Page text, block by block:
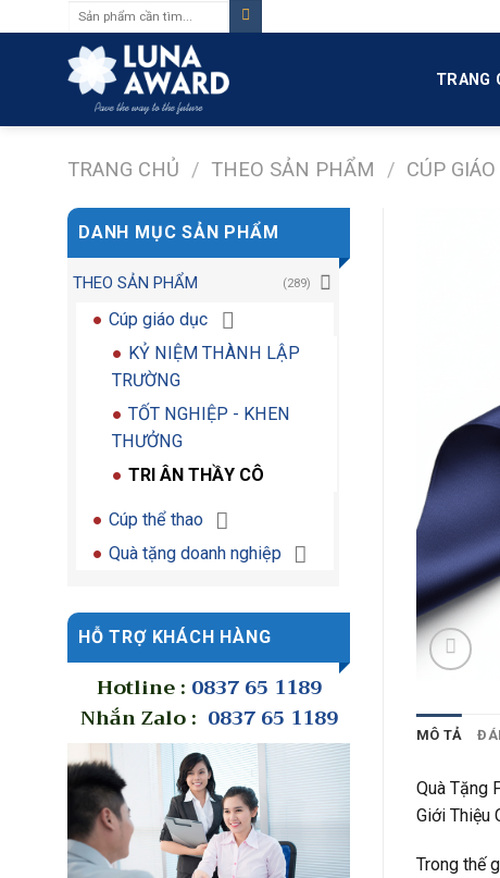
to
TRANG
TRANG CHỦ / THEO SẢN PHẨM / CÚP
DANH MỤC SẢN PHẨM
THEO SẢN PHẨM (289)
Cúp giáo dục
KỶ NIỆM THÀNH LẬP
TRƯỜNG
TỐT NGHIỆP - KHEN
THƯỞNG
TRI ÂN THẦY CÔ
Cúp thể thao
Quà tặng doanh nghiệp
HỖ TRỢ KHÁCH HÀNG
Hotline : 0837 65 1189
Nhắn Zalo : 0837 65 1189 MÔ TẢ
Quà Tặng
Giới Thiệu
Trong thế